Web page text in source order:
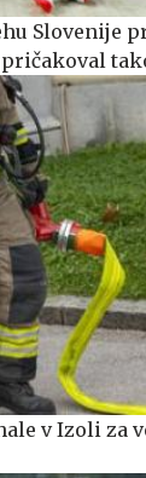
Slovenije
v Izoli za